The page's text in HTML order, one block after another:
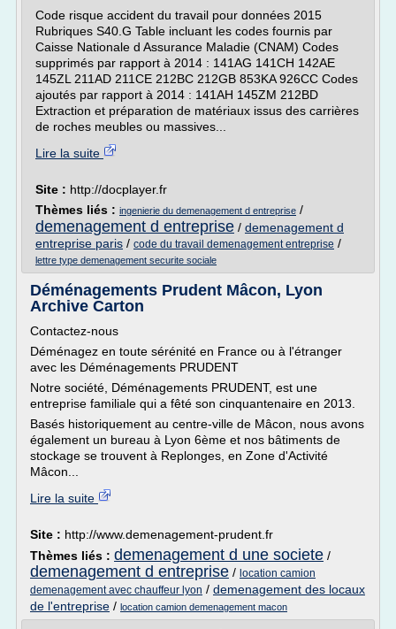
Code risque accident du travail pour données 2015
Rubriques S40.G Table incluant les codes fournis par
Caisse Nationale d Assurance Maladie (CNAM) Codes
supprimés par rapport à 2014 : 141AG 141CH 142AE
145ZL 211AD 211CE 212BC 212GB 853KA 926CC Codes
ajoutés par rapport à 2014 : 141AH 145ZM 212BD
Extraction et préparation de matériaux issus des carrières
de roches meubles ou massives...
Lire la suite
Site : http://docplayer.fr
Thèmes liés : ingenierie du demenagement d entreprise /
demenagement d entreprise / demenagement d
entreprise paris / code du travail demenagement entreprise /
lettre type demenagement securite sociale
Déménagements Prudent Mâcon, Lyon
Archive Carton
Contactez-nous
Déménagez en toute sérénité en France ou à l'étranger
avec les Déménagements PRUDENT
Notre société, Déménagements PRUDENT, est une
entreprise familiale qui a fêté son cinquantenaire en 2013.
Basés historiquement au centre-ville de Mâcon, nous avons
également un bureau à Lyon 6ème et nos bâtiments de
stockage se trouvent à Replonges, en Zone d'Activité
Mâcon...
Lire la suite
Site : http://www.demenagement-prudent.fr
Thèmes liés : demenagement d une societe /
demenagement d entreprise / location camion
demenagement avec chauffeur lyon / demenagement des locaux
de l'entreprise / location camion demenagement macon